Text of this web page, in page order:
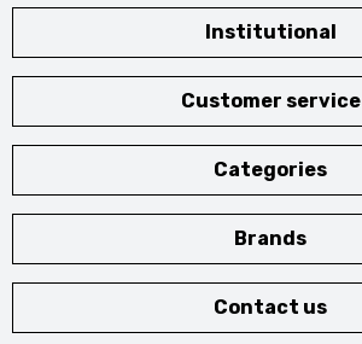
Institutional
Customer service
Categories
Brands
Contact us